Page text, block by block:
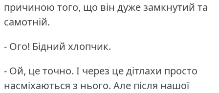
причиною того, що він дуже замкнутий та
самотній.
- Ого! Бідний хлопчик.
- Ой, це точно. І через це дітлахи просто
насміхаються з нього. Але після нашої